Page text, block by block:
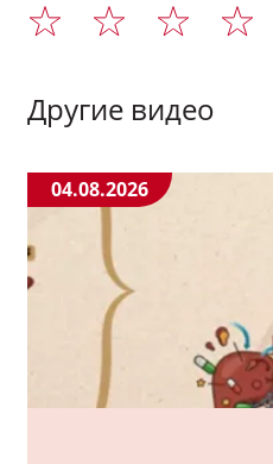
Другие видео
04.08.2026